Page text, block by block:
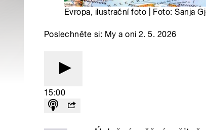
Evropa, ilustrační foto | Foto: Sanja
Poslechněte si: My a oni 2. 5. 2026
15:00